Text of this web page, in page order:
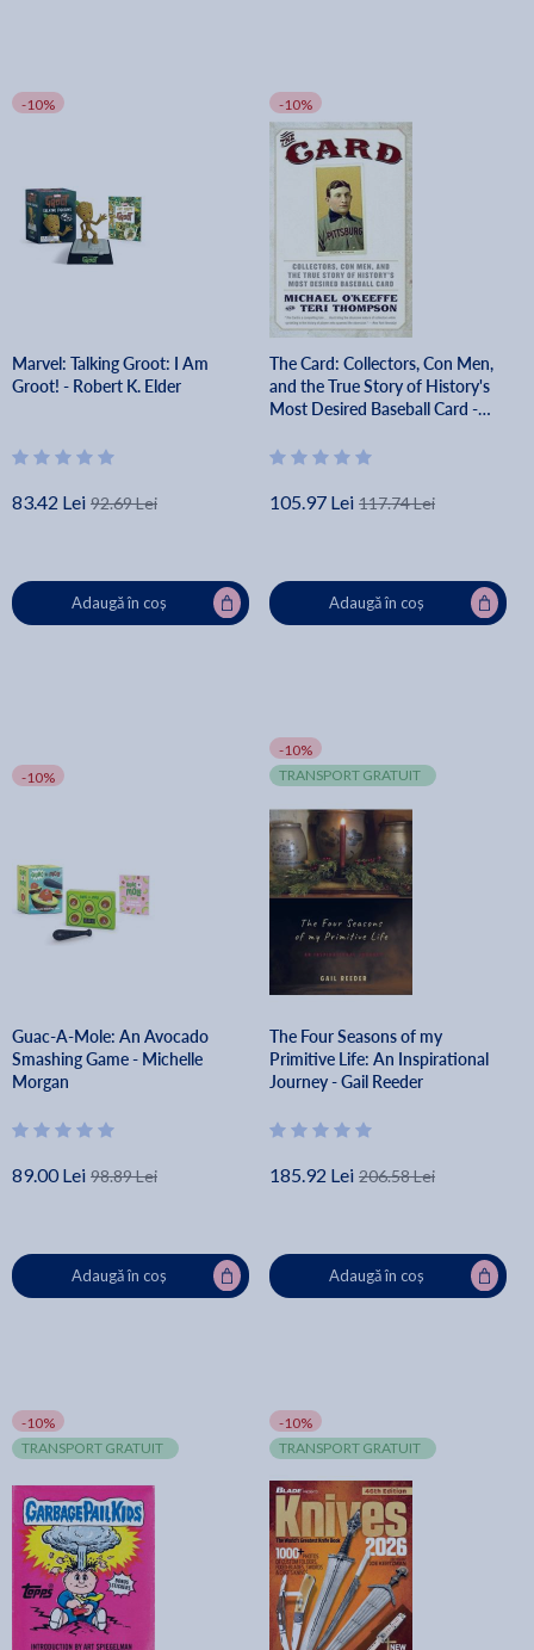
-10%
Marvel: Talking Groot: I Am
Groot! - Robert K. Elder
83.42 Lei 92.69 Lei
Adaugă în coș
-10%
The Card: Collectors, Con Men,
and the True Story of History's
Most Desired Baseball Card -
105.97 Lei 117.74 Lei
Adaugă în coș
-10%
Guac-A-Mole: An Avocado
Smashing Game - Michelle
Morgan
89.00 Lei 98.89 Lei
Adaugă în coș
-10%
TRANSPORT GRATUIT
The Four Seasons of my
Primitive Life: An Inspirational
Journey - Gail Reeder
185.92 Lei 206.58 Lei
Adaugă în coș
-10%
TRANSPORT GRATUIT
-10%
TRANSPORT GRATUIT